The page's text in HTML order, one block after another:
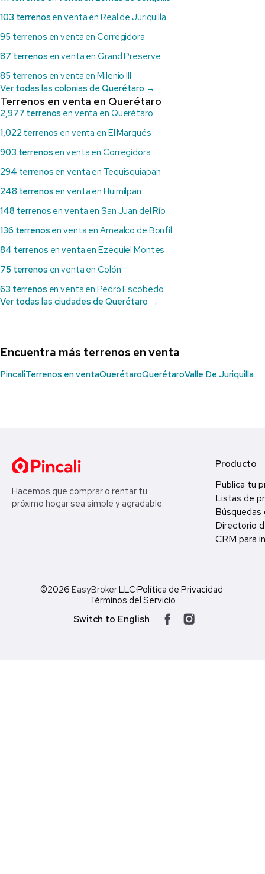
103 terrenos en venta en Real de Juriquilla
95 terrenos en venta en Corregidora
87 terrenos en venta en Grand Preserve
85 terrenos en venta en Milenio III
Ver todas las colonias de Querétaro →
Terrenos en venta en Querétaro
2,977 terrenos en venta en Querétaro
1,022 terrenos en venta en El Marqués
903 terrenos en venta en Corregidora
294 terrenos en venta en Tequisquiapan
248 terrenos en venta en Huimilpan
148 terrenos en venta en San Juan del Río
136 terrenos en venta en Amealco de Bonfil
84 terrenos en venta en Ezequiel Montes
75 terrenos en venta en Colón
63 terrenos en venta en Pedro Escobedo
Ver todas las ciudades de Querétaro →
Encuentra más terrenos en venta
PincaliTerrenos en ventaQuerétaroQuerétaroValle De Juriquilla
Hacemos que comprar o rentar tu
próximo hogar sea simple y agradable.
Producto
Publica tu
Listas de
Búsquedas
Directorio
CRM para
©2026 EasyBrokerLLC·Política de Privacidad·
Términos del Servicio
Switch to English